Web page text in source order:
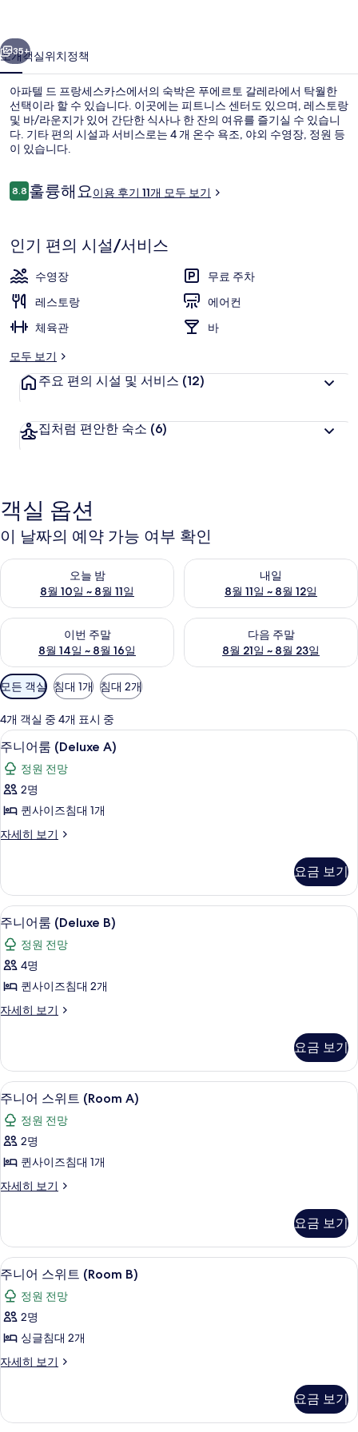
스
카
스
의
사
진
갤
리
35+
소개객실위치정책
아파텔 드 프랑세스카스에서의 숙박은 푸에르토 갈레라에서 탁월한
선택이라 할 수 있습니다. 이곳에는 피트니스 센터도 있으며, 레스토랑
및 바/라운지가 있어 간단한 식사나 한 잔의 여유를 즐기실 수 있습니
다. 기타 편의 시설과 서비스로는 4 개 온수 욕조, 야외 수영장, 정원 등
이 있습니다.
이
용
기
8.810점 만점 중 8.8점.
훌륭해요이용 후기 11개 모두 보기
인기 편의 시설/서비스
수영장
무료 주차
레스토랑
에어컨
체육관
바
모두 보기
주요 편의 시설 및 서비스 (12)
집처럼 편안한 숙소 (6)
객실 옵션
이 날짜의 예약 가능 여부 확인
오늘 밤
8월 10일 ~ 8월 11일
오늘 밤 예약 가능 여부 확인, 8월 10일 ~ 8월 11일
내일
8월 11일 ~ 8월 12일
내일 예약 가능 여부 확인, 8월
이번 주말
8월 14일 ~ 8월 16일
이번 주말 예약 가능 여부 확인, 8월 14일 ~ 8월 16일
다음 주말
8월 21일 ~ 8월 23일
다음 주말 예약 가능 여부 확인
객
실
에
사
용
가
능
한
터
모든 객실 침대 1개 침대 2개
4개 객실 중 4개 표시 중
주
니
어
룸
(Deluxe
A)
모
두
보
기
3
주니어룸 (Deluxe A)
정원 전망
2명
퀸사이즈침대 1개
자세히 보기
주
(Deluxe
A)
자
세
히
보
요금 보기
주
니
어
룸
(Deluxe
B)
모
두
보
기
4
주니어룸 (Deluxe B)
정원 전망
4명
퀸사이즈침대 2개
자세히 보기
주
(Deluxe
B)
자
세
히
보
요금 보기
주
니
어
스
트
A)
사
진
모
두
보
기
5
주니어 스위트 (Room A)
정원 전망
2명
퀸사이즈침대 1개
자세히 보기
주
위
트
(Room
A)
자
세
보
기
요금 보기
주
니
어
스
트
B)
사
2
주니어 스위트 (Room B)
정원 전망
2명
싱글침대 2개
자세히 보기
주
위
요금 보기